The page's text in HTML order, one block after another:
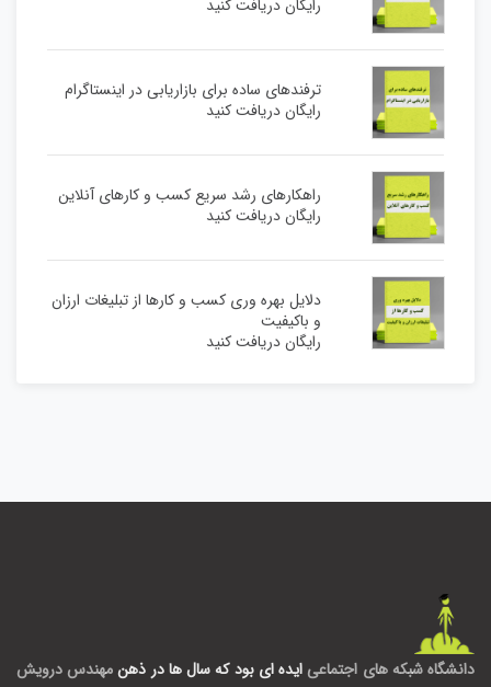
رایگان دریافت کنید
ترفندهای ساده برای بازاریابی در اینستاگرام
رایگان دریافت کنید
راهکارهای رشد سریع کسب و کارهای آنلاین
رایگان دریافت کنید
دلایل بهره وری کسب و کارها از تبلیغات ارزان
و باکیفیت
رایگان دریافت کنید
دانشگاه شبکه های اجتماعی ایده ای بود که سال ها در ذهنمهندس درویش